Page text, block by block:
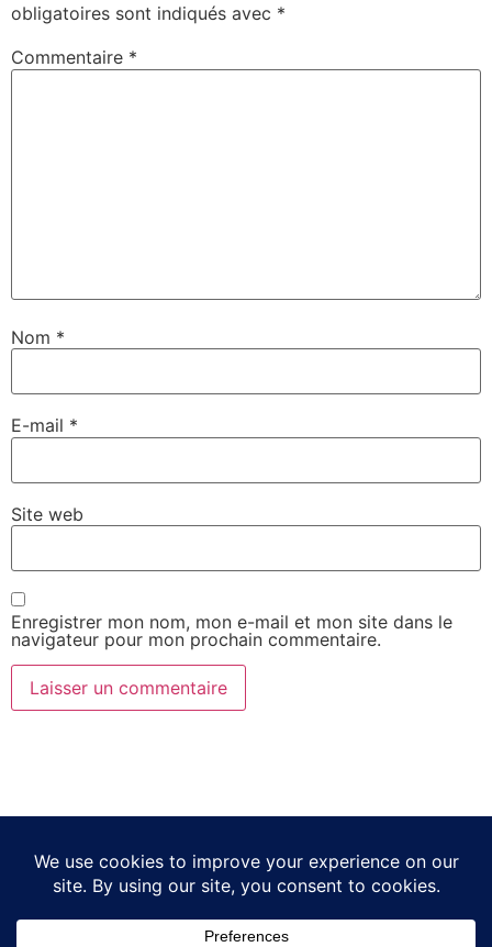
obligatoires sont indiqués avec *
Commentaire *
Nom *
E-mail *
Site web
Enregistrer mon nom, mon e-mail et mon site dans le
navigateur pour mon prochain commentaire.
ACCESSOIRS BATIMENT
Conditions générales de
Contact